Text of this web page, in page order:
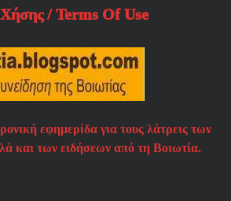
/ Terms Of Use
εφημερίδα για τους λάτρεις των
και των ειδήσεων από τη Βοιωτία.